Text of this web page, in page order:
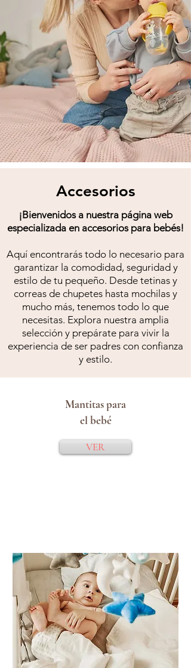
Accesorios
¡Bienvenidos a nuestra página web
especializada en accesorios para bebés!
Aquí encontrarás todo lo necesario para
garantizar la comodidad, seguridad y
estilo de tu pequeño. Desde tetinas y
correas de chupetes hasta mochilas y
mucho más, tenemos todo lo que
necesitas. Explora nuestra amplia
selección y prepárate para vivir la
experiencia de ser padres con confianza
y estilo.
Mantitas para
el bebé
VER